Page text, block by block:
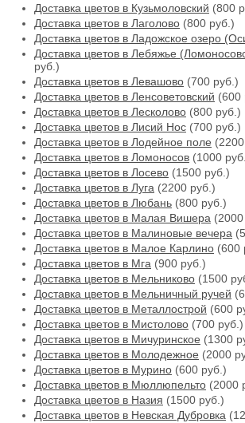
Доставка цветов в Кузьмоловский (800
Доставка цветов в Лаголово (800 руб.)
Доставка цветов в Ладожское озеро
Доставка цветов в Лебяжье
руб.)
Доставка цветов в Левашово (700 руб.)
Доставка цветов в Ленсоветовский (600
Доставка цветов в Лесколово (800 руб.)
Доставка цветов в Лисий Нос (700 руб.)
Доставка цветов в Лодейное поле
Доставка цветов в Ломоносов (1000
Доставка цветов в Лосево (1500 руб.)
Доставка цветов в Луга (2200 руб.)
Доставка цветов в Любань (800 руб.)
Доставка цветов в Малая Вишера
Доставка цветов в Малиновые вечера
Доставка цветов в Малое Карлино (600
Доставка цветов в Мга (900 руб.)
Доставка цветов в Мельниково (1500
Доставка цветов в Мельничный ручей
Доставка цветов в Металлострой (600
Доставка цветов в Мистолово (700 руб.)
Доставка цветов в Мичуринское (1300
Доставка цветов в Молодежное (2000
Доставка цветов в Мурино (600 руб.)
Доставка цветов в Мюллюпельто (2000
Доставка цветов в Назия (1500 руб.)
Доставка цветов в Невская Дубровка